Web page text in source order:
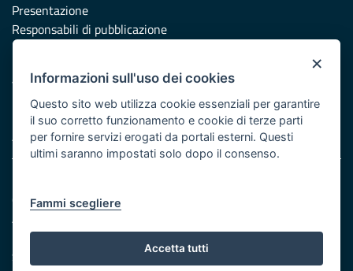
Presentazione
Responsabili di pubblicazione
Vai al sito di Protezione Civile Puglia
Iniziativa finanziata con risorse del POR Puglia 2014/2020 -
Asse XI
Cookie e privacy
Atti di notifica
Feed RSS
Servizi Intranet
×
Informazioni sull'uso dei cookies
Questo sito web utilizza cookie essenziali per garantire
il suo corretto funzionamento e cookie di terze parti
per fornire servizi erogati da portali esterni. Questi
ultimi saranno impostati solo dopo il consenso.
Fammi scegliere
Accetta tutti